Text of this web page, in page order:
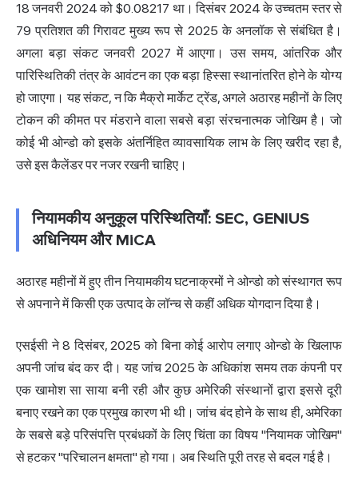
18 जनवरी 2024 को $0.08217 था। दिसंबर 2024 के उच्चतम स्तर से
79 प्रतिशत की गिरावट मुख्य रूप से 2025 के अनलॉक से संबंधित है।
अगला बड़ा संकट जनवरी 2027 में आएगा। उस समय, आंतरिक और
पारिस्थितिकी तंत्र के आवंटन का एक बड़ा हिस्सा स्थानांतरित होने के योग्य
हो जाएगा। यह संकट, न कि मैक्रो मार्केट ट्रेंड, अगले अठारह महीनों के लिए
टोकन की कीमत पर मंडराने वाला सबसे बड़ा संरचनात्मक जोखिम है। जो
कोई भी ओन्डो को इसके अंतर्निहित व्यावसायिक लाभ के लिए खरीद रहा है,
उसे इस कैलेंडर पर नजर रखनी चाहिए।
नियामकीय अनुकूल परिस्थितियाँ: SEC, GENIUS
अधिनियम और MiCA
अठारह महीनों में हुए तीन नियामकीय घटनाक्रमों ने ओन्डो को संस्थागत रूप
से अपनाने में किसी एक उत्पाद के लॉन्च से कहीं अधिक योगदान दिया है।
एसईसी ने 8 दिसंबर, 2025 को बिना कोई आरोप लगाए ओन्डो के खिलाफ
अपनी जांच बंद कर दी। यह जांच 2025 के अधिकांश समय तक कंपनी पर
एक खामोश सा साया बनी रही और कुछ अमेरिकी संस्थानों द्वारा इससे दूरी
बनाए रखने का एक प्रमुख कारण भी थी। जांच बंद होने के साथ ही, अमेरिका
के सबसे बड़े परिसंपत्ति प्रबंधकों के लिए चिंता का विषय "नियामक जोखिम"
से हटकर "परिचालन क्षमता" हो गया। अब स्थिति पूरी तरह से बदल गई है।